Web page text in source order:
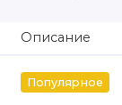
Описание
Популярное